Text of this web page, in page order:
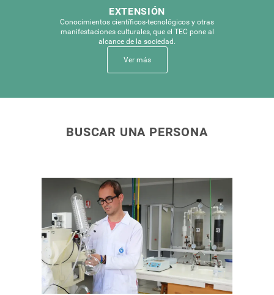
EXTENSIÓN
Conocimientos científicos-tecnológicos y otras
manifestaciones culturales, que el TEC pone al
alcance de la sociedad.
relacionada
con
Extensión
Ver más
BUSCAR UNA PERSONA